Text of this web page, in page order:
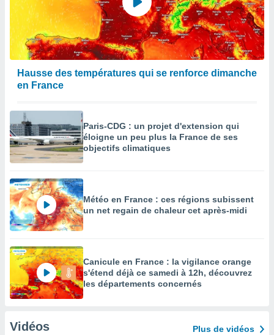
Hausse des températures qui se renforce dimanche
en France
Paris-CDG : un projet d'extension qui
éloigne un peu plus la France de ses
objectifs climatiques
Météo en France : ces régions subissent
un net regain de chaleur cet après-midi
Canicule en France : la vigilance orange
s'étend déjà ce samedi à 12h, découvrez
les départements concernés
Vidéos Plus de vidéos